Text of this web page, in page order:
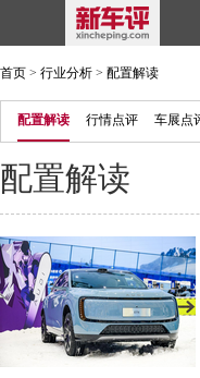
首页 > 行业分析 > 配置解读
配置解读 行情点评 车展点
配置解读